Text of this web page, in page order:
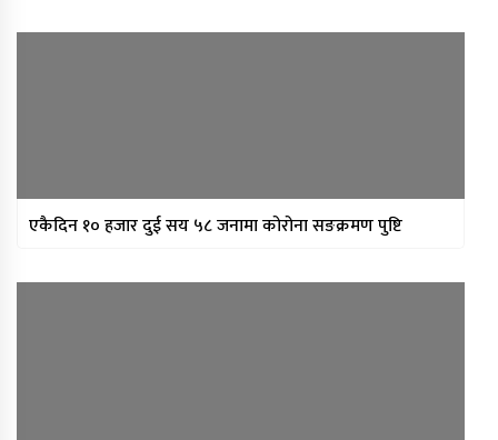
बचत
नाम सर्वसम्मत अनुमोदन
प्रदायकसँग १५ दिने स्पष्टीकरण माग
एकैदिन १० हजार दुई सय ५८ जनामा कोरोना सङक्रमण पुष्टि